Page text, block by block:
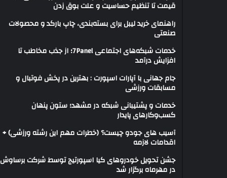
قیمت تا تنظیم حساسیت و علت بوق زدن
راهنمای خرید لیبل برای بسته‌بندی، چاپ بارکد و محصولات
صنعتی
خدمات شبکه‌های اجتماعی 7Panel؛ از جذب مخاطب تا
افزایش درآمد
جام جهانی با آپارات اسپورت : بهترین در پخش فوتبال و
مسابقات ورزشی
خدمات و پشتیبانی شبکه در مشهد؛ ستون پنهان
کسب‌وکارهای پایدار
آسیب های جودو چیست؟ (خطرات مهم این رشته ورزشی) +
اقدامات لازمه
جشن تحویل خودروهای کیا اسپورتیج توسط شرکت برساوش
در مهرماه برگزار شد